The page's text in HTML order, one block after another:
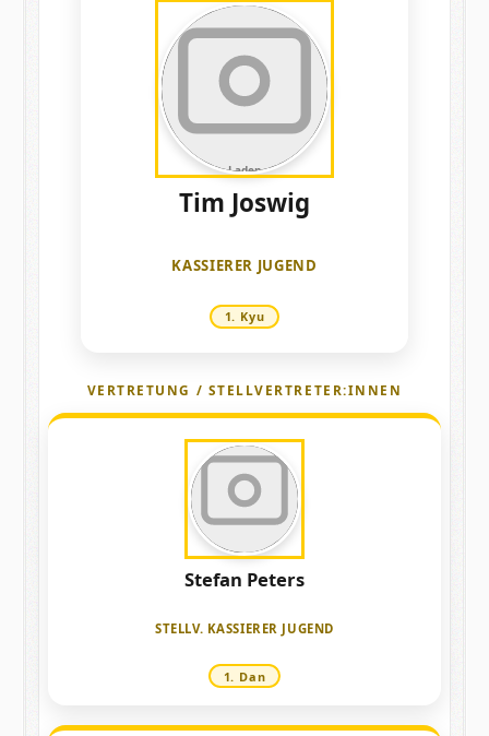
Laden
Tim Joswig
KASSIERER JUGEND
1. Kyu
VERTRETUNG / STELLVERTRETER:INNEN
Laden
Stefan Peters
STELLV. KASSIERER JUGEND
1. Dan